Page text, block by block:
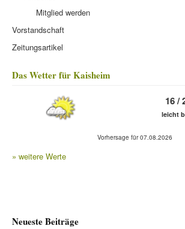
Mitglied werden
Vorstandschaft
Zeitungsartikel
Das Wetter für Kaisheim
16 /
leicht
Vorhersage für 07.08.2026
» weitere Werte
Neueste Beiträge